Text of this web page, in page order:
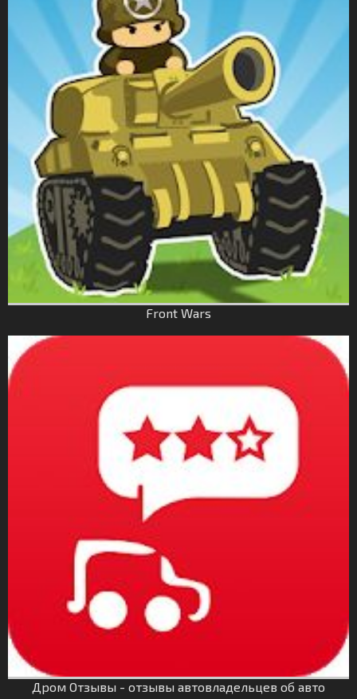
Front Wars
Дром Отзывы - отзывы автовладельцев об авто